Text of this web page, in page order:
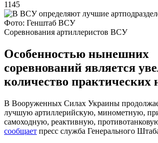
1145
Фото: Генштаб ВСУ
Соревнования артиллеристов ВСУ
Особенностью нынешних
соревнований является
количество практических
В Вооруженных Силах Украины
лучшую артиллерийскую, минометную,
самоходную, реактивную,
сообщает пресс служба Генерального